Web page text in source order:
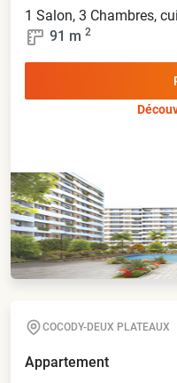
1 Salon, 3 Chambres,
91 m 2
COCODY-DEUX PLATEAUX
Appartement